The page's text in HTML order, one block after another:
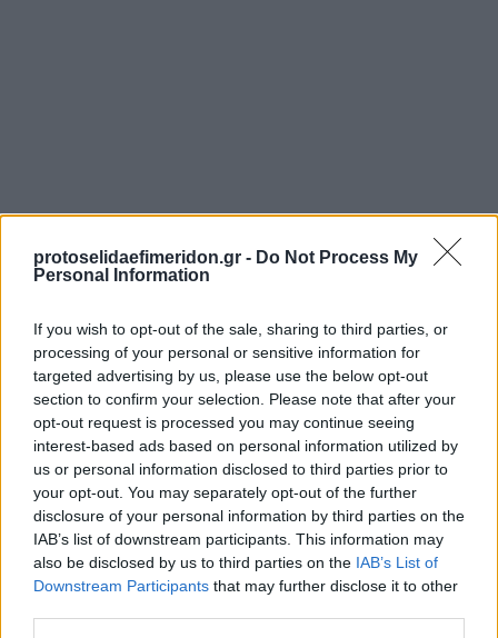
protoselidaefimeridon.gr - Do Not Process My
Personal Information
If you wish to opt-out of the sale, sharing to third parties, or
processing of your personal or sensitive information for
targeted advertising by us, please use the below opt-out
section to confirm your selection. Please note that after your
opt-out request is processed you may continue seeing
interest-based ads based on personal information utilized by
us or personal information disclosed to third parties prior to
your opt-out. You may separately opt-out of the further
disclosure of your personal information by third parties on the
IAB’s list of downstream participants. This information may
also be disclosed by us to third parties on the IAB’s List of
Downstream Participants that may further disclose it to other
Προηγούμενη
Πρωινός Τύπος Δρ.
Επόμενη
Ολύμπιο Βήμα